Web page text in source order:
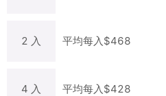
2 入 平均每入$468
4 入 平均每入$428